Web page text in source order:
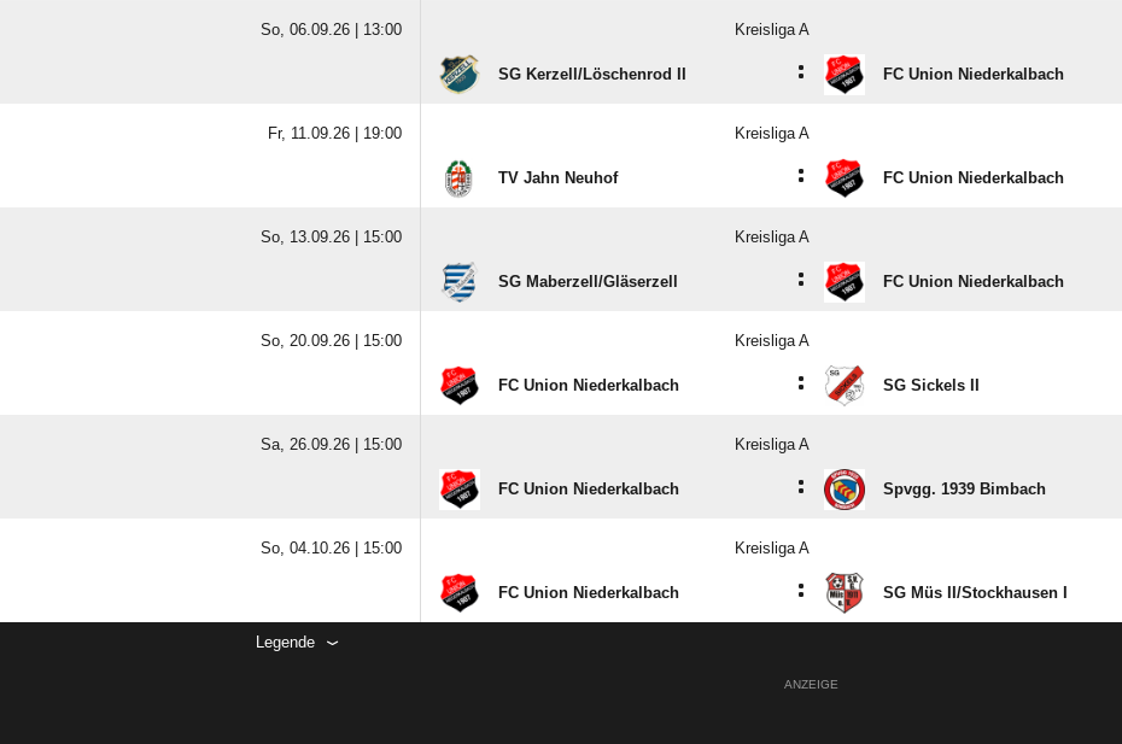
So, 06.09.26 | 13:00 Kreisliga A
SG Kerzell/​Löschenrod II : FC Union Niederkalbach
Fr, 11.09.26 | 19:00 Kreisliga A
TV Jahn Neuhof : FC Union Niederkalbach
So, 13.09.26 | 15:00 Kreisliga A
SG Maberzell/​Gläserzell : FC Union Niederkalbach
So, 20.09.26 | 15:00 Kreisliga A
FC Union Niederkalbach : SG Sickels II
Sa, 26.09.26 | 15:00 Kreisliga A
FC Union Niederkalbach : Spvgg. 1939 Bimbach
So, 04.10.26 | 15:00 Kreisliga A
FC Union Niederkalbach : SG Müs II/​Stockhausen I
Legende
ANZEIGE